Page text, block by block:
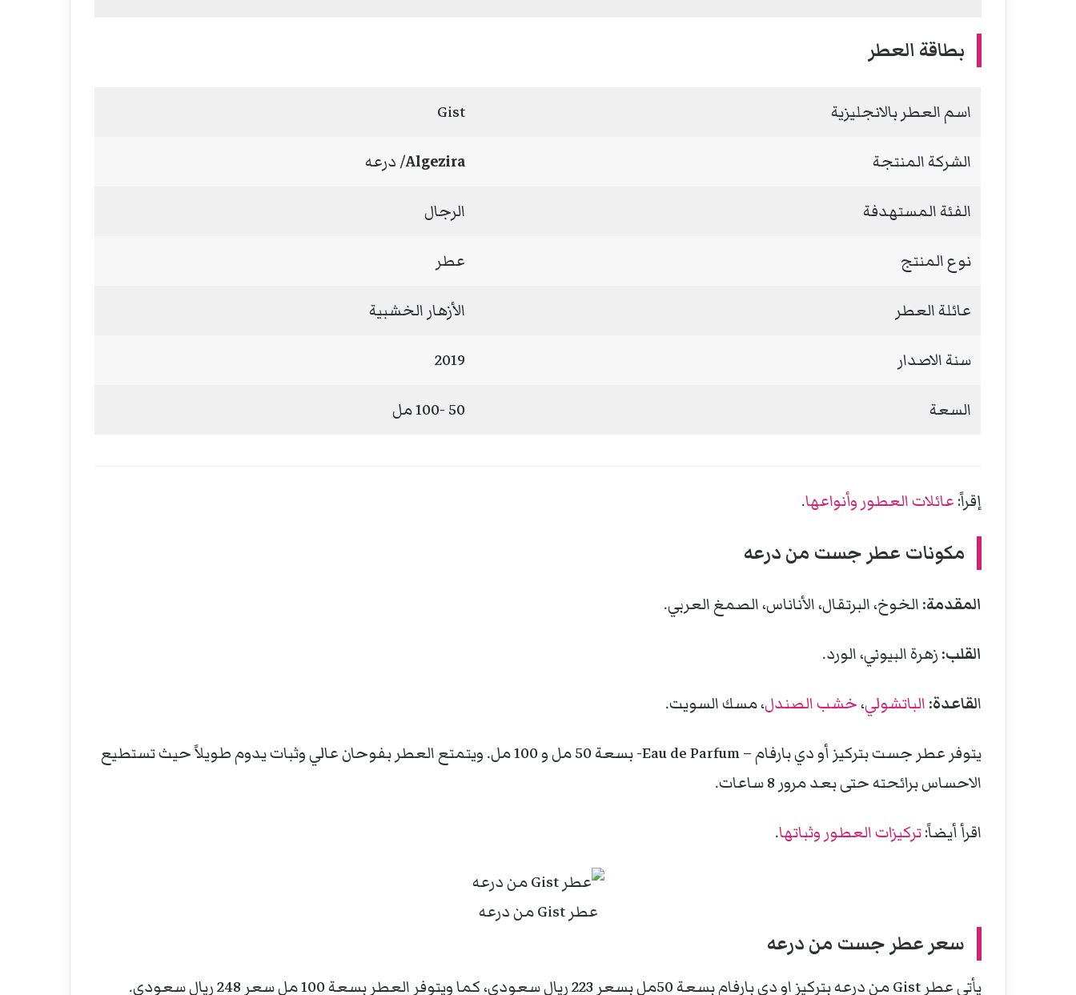
بطاقة العطر
اسم العطر بالانجليزية Gist
الشركة المنتجة Algezira/ درعه
الفئة المستهدفة الرجال
نوع المنتج عطر
عائلة العطر الأزهار الخشبية
سنة الاصدار 2019
السعة 50 -100 مل
إقراً: عائلات العطور وأنواعها.
مكونات عطر جست من درعه
المقدمة: الخوخ، البرتقال، الأناناس، الصمغ العربي.
القلب: زهرة البيوني، الورد.
القاعدة: الباتشولي،خشب الصندل، مسك السويت.
يتوفر عطر جست بتركيز أو دي بارفام – Eau de Parfum- بسعة 50 مل و 100 مل. ويتمتع العطر بفوحان عالي وثبات يدوم طويلاً حيث تستطيع
الاحساس برائحته حتى بعد مرور 8 ساعات.
اقرأ أيضاً:تركيزات العطور وثباتها.
عطر Gist من درعه
سعر عطر جست من درعه
يأتي عطر Gist من درعه بتركيز او دي بارفام بسعة 50مل بسعر 223 ريال سعودي، كما ويتوفر العطر بسعة 100 مل سعر 248 ريال سعودي.